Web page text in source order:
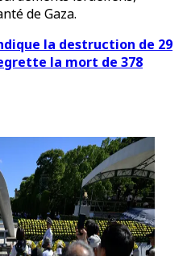
de Gaza.
la destruction de 29
la mort de 378